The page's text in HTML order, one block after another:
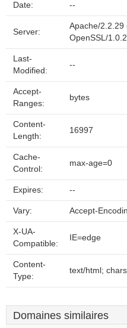
Date: --
Server:
Apache/2.2.29
OpenSSL/
Last-
Modified:
--
Accept-
Ranges:
bytes
Content-
Length:
16997
Cache-
Control:
max-age=0
Expires: --
Vary: Accept-
X-UA-
Compatible:
IE=edge
Content-
Type:
text/html;
Domaines similaires